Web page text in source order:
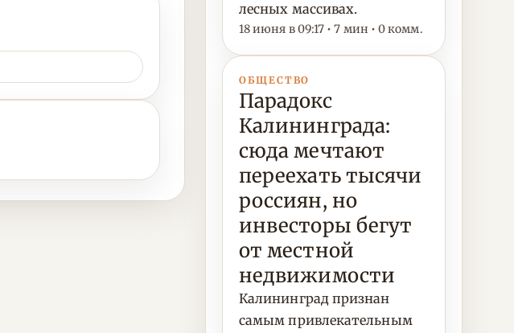
лесных массивах.
18 июня в 09:17 • 7 мин • 0 комм.
ОБЩЕСТВО
Парадокс
Калининграда:
сюда мечтают
переехать тысячи
россиян, но
инвесторы бегут
от местной
недвижимости
Калининград признан
самым привлекательным